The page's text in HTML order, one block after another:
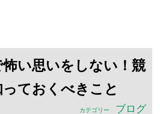
怖い思いをしない！競
ておくべきこと
ブログ